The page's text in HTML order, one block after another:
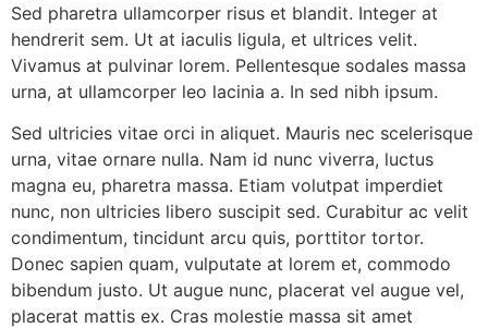
Sed pharetra ullamcorper risus et blandit. Integer at
hendrerit sem. Ut at iaculis ligula, et ultrices velit.
Vivamus at pulvinar lorem. Pellentesque sodales massa
urna, at ullamcorper leo lacinia a. In sed nibh ipsum.
Sed ultricies vitae orci in aliquet. Mauris nec scelerisque
urna, vitae ornare nulla. Nam id nunc viverra, luctus
magna eu, pharetra massa. Etiam volutpat imperdiet
nunc, non ultricies libero suscipit sed. Curabitur ac velit
condimentum, tincidunt arcu quis, porttitor tortor.
Donec sapien quam, vulputate at lorem et, commodo
bibendum justo. Ut augue nunc, placerat vel augue vel,
placerat mattis ex. Cras molestie massa sit amet